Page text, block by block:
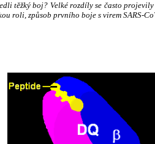
těžký boj? Velké rozdíly se často
roli, způsob prvního boje s virem SARS-